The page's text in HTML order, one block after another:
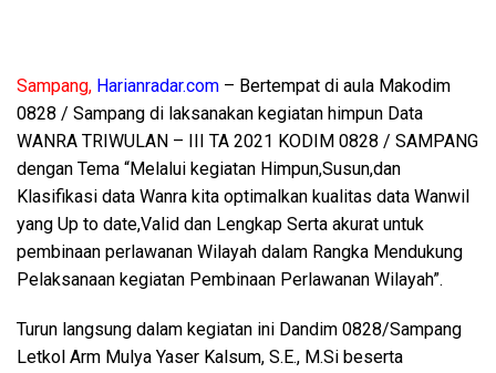
Sampang, Harianradar.com – Bertempat di aula Makodim
0828 / Sampang di laksanakan kegiatan himpun Data
WANRA TRIWULAN – III TA 2021 KODIM 0828 / SAMPANG
dengan Tema “Melalui kegiatan Himpun,Susun,dan
Klasifikasi data Wanra kita optimalkan kualitas data Wanwil
yang Up to date,Valid dan Lengkap Serta akurat untuk
pembinaan perlawanan Wilayah dalam Rangka Mendukung
Pelaksanaan kegiatan Pembinaan Perlawanan Wilayah”.
Turun langsung dalam kegiatan ini Dandim 0828/Sampang
Letkol Arm Mulya Yaser Kalsum, S.E., M.Si beserta